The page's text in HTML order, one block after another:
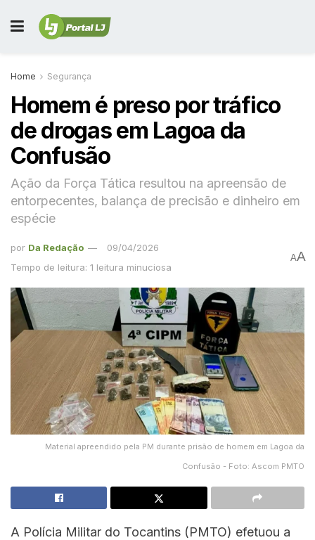
Home Segurança
Homem é preso por tráfico
de drogas em Lagoa da
Confusão
Ação da Força Tática resultou na apreensão de
entorpecentes, balança de precisão e dinheiro em
espécie
por Da Redação
09/04/2026
Tempo de leitura: 1 leitura minuciosa
AA
Material apreendido pela PM durante prisão de homem em Lagoa da
Confusão - Foto: Ascom PMTO
A Polícia Militar do Tocantins (PMTO) efetuou a